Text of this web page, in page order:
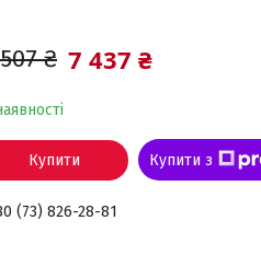
₴ 7 437 ₴
Купити Купити з
(73) 826-28-81